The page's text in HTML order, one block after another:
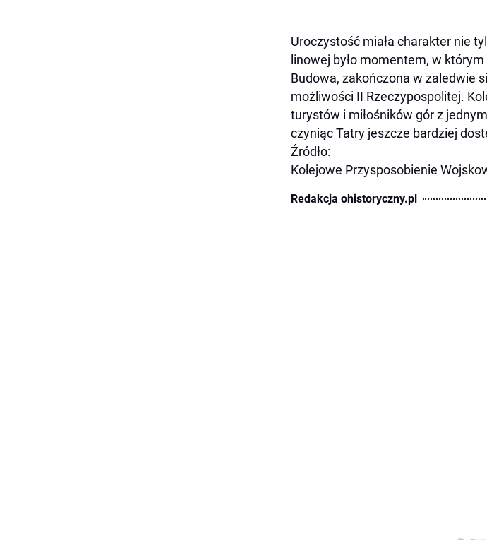
Uroczystość miała charakter nie
linowej było momentem, w
Budowa, zakończona w zaledwie
możliwości II Rzeczypospolitej.
turystów i miłośników gór z
czyniąc Tatry jeszcze bardziej
Źródło:
Kolejowe Przysposobienie
Redakcja ohistoryczny.pl